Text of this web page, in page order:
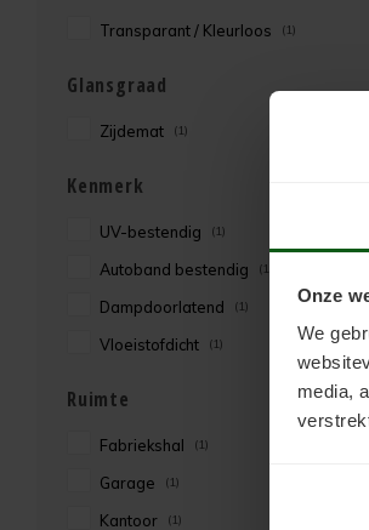
Onze
We
media,
Transparant / Kleurloos (1)
Glansgraad
Zijdemat (1)
Kenmerk
UV-bestendig (1)
Autoband bestendig (1)
Dampdoorlatend (1)
Vloeistofdicht (1)
Ruimte
Fabriekshal (1)
Garage (1)
Kantoor (1)